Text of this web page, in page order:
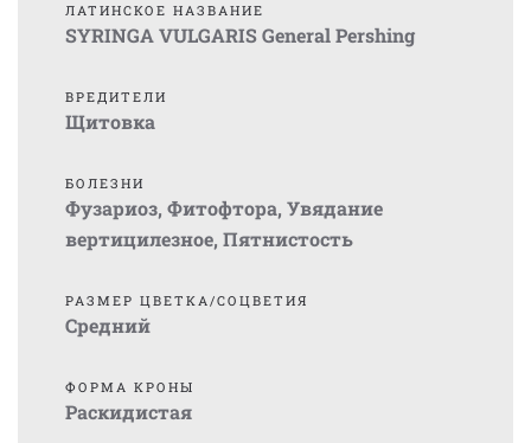
ЛАТИНСКОЕ НАЗВАНИЕ
SYRINGA VULGARIS General Pershing
ВРЕДИТЕЛИ
Щитовка
БОЛЕЗНИ
Фузариоз, Фитофтора, Увядание
вертицилезное, Пятнистость
РАЗМЕР ЦВЕТКА/СОЦВЕТИЯ
Средний
ФОРМА КРОНЫ
Раскидистая